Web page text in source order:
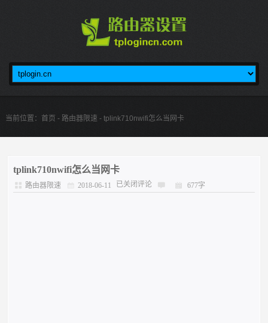
当前位置： 首页 - 路由器限速 - tplink710nwifi怎么当网卡
tplink710nwifi怎么当网卡
路由器限速 2018-06-11 已关闭评论 677字